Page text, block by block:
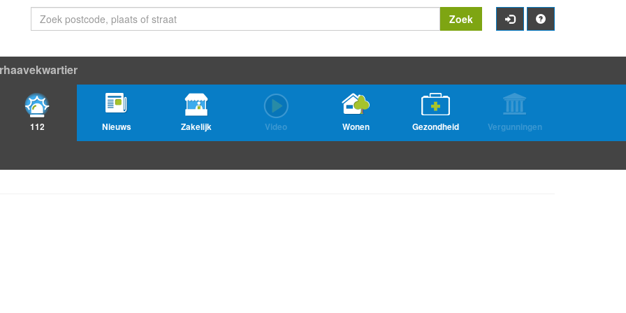
Zoek
112 Nieuws Zakelijk Video Wonen Gezondheid Vergunningen